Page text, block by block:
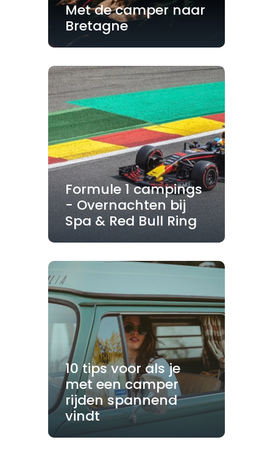
Met de camper naar
Bretagne
Formule 1 campings
- Overnachten bij
Spa & Red Bull Ring
10 tips voor als je
met een camper
rijden spannend
vindt